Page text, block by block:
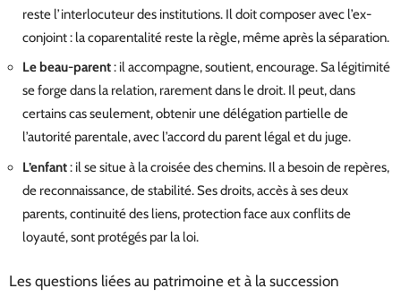
reste l’interlocuteur des institutions. Il doit composer avec l’ex-
conjoint : la coparentalité reste la règle, même après la séparation.
Le beau-parent: il accompagne, soutient, encourage. Sa légitimité
se forge dans la relation, rarement dans le droit. Il peut, dans
certains cas seulement, obtenir une délégation partielle de
l’autorité parentale, avec l’accord du parent légal et du juge.
L’enfant: il se situe à la croisée des chemins. Il a besoin de repères,
de reconnaissance, de stabilité. Ses droits, accès à ses deux
parents, continuité des liens, protection face aux conflits de
loyauté, sont protégés par la loi.
Les questions liées au patrimoine et à la succession